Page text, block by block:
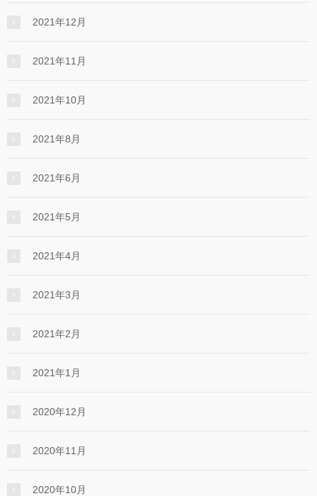
2021年12月
2021年11月
2021年10月
2021年8月
2021年6月
2021年5月
2021年4月
2021年3月
2021年2月
2021年1月
2020年12月
2020年11月
2020年10月